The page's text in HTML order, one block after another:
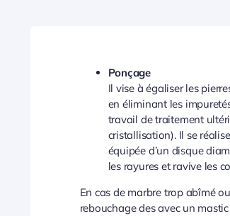
Ponçage
Il vise à égaliser les
en éliminant les
travail de traitement
cristallisation). Il se
équipée d’un disque
les rayures et ravive les
En cas de marbre trop abîmé
rebouchage des avec un